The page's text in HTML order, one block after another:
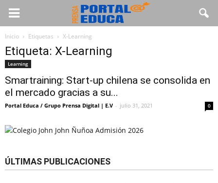
Inicio Etiquetas X-Learning
Etiqueta: X-Learning
Learning
Smartraining: Start-up chilena se consolida en
el mercado gracias a su...
Portal Educa / Grupo Prensa Digital | E.V - julio 31, 2021 0
ÚLTIMAS PUBLICACIONES